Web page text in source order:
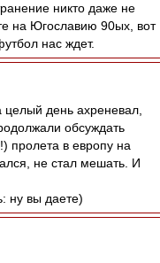
никто даже не
на Югославию 90ых, вот
нас ждет.
целый день ахреневал,
обсуждать
пролета в европу на
не стал мешать. И
ну вы даете)